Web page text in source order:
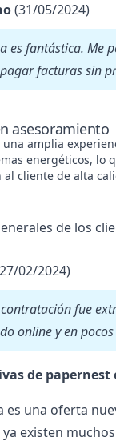
(31/05/2024)
es fantástica. Me
facturas sin
asesoramiento
amplia
energéticos, lo
al cliente de alta
de los
02/2024)
fue
online y en
de papernest
es una oferta
existen